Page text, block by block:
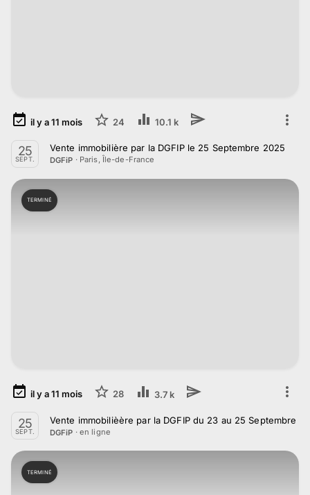
il y a11 mois 24 10.1 k
25
SEPT.
Vente immobilière par la DGFIP le 25 Septembre 2025
DGFiP · Paris, Île-de-France
TERMINÉ
il y a11 mois 28 3.7 k
25
SEPT.
Vente immobilièère par la DGFIP du 23 au 25 Septembre
DGFiP · en ligne
TERMINÉ